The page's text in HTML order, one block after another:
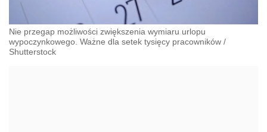
Nie przegap możliwości zwiększenia wymiaru urlopu
wypoczynkowego. Ważne dla setek tysięcy pracowników /
Shutterstock